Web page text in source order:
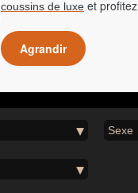
coussins de luxe et
Agrandir
Sexe